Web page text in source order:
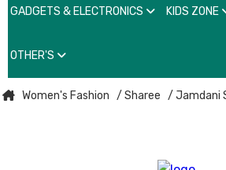
GADGETS & ELECTRONICS KIDS ZONE
OTHER'S
Women's Fashion / Sharee / Jamdani